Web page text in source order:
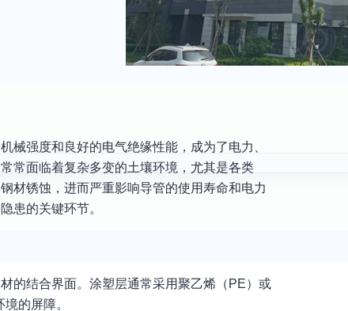
械强度和良好的电气绝缘性能，成为了电力、
常面临着复杂多变的土壤环境，尤其是各类
材锈蚀，进而严重影响导管的使用寿命和电力
患的关键环节。
的结合界面。涂塑层通常采用聚乙烯（PE）或
的屏障。